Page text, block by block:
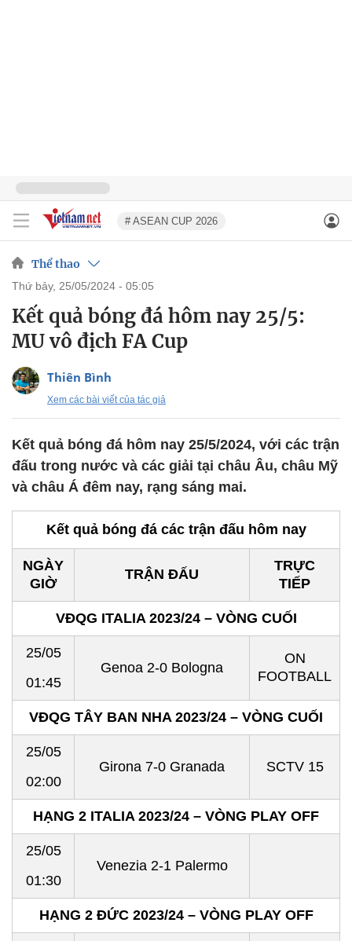
# ASEAN CUP 2026
Thể thao
thứ bảy, 25/05/2024 - 05:05
Kết quả bóng đá hôm nay 25/5:
MU vô địch FA Cup
Thiên Bình
Xem các bài viết của tác giả
Kết quả bóng đá hôm nay 25/5/2024, với các trận
đấu trong nước và các giải tại châu Âu, châu Mỹ
và châu Á đêm nay, rạng sáng mai.
Kết quả bóng đá các trận đấu hôm nay
NGÀY
GIỜ
TRẬN ĐẤU
TRỰC
TIẾP
VĐQG ITALIA 2023/24 – VÒNG CUỐI
25/05
01:45
Genoa 2-0 Bologna
ON
FOOTBALL
VĐQG TÂY BAN NHA 2023/24 – VÒNG CUỐI
25/05
02:00
Girona 7-0 Granada SCTV 15
HẠNG 2 ITALIA 2023/24 – VÒNG PLAY OFF
25/05
01:30
Venezia 2-1 Palermo
HẠNG 2 ĐỨC 2023/24 – VÒNG PLAY OFF